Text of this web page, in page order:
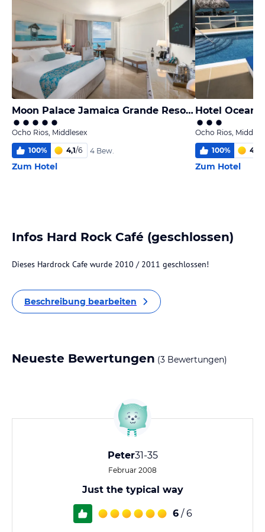
Moon Palace Jamaica Grande Resort & Spa
Ocho Rios, Middlesex
100% 4,1/6 4 Bew.
Zum Hotel
Hotel Ocean
Ocho Rios,
100% 4,0
Zum Hotel
Infos Hard Rock Café (geschlossen)
Dieses Hardrock Cafe wurde 2010 / 2011 geschlossen!
Beschreibung bearbeiten
Neueste Bewertungen (3 Bewertungen)
Peter31-35
Februar 2008
Just the typical way
6 / 6